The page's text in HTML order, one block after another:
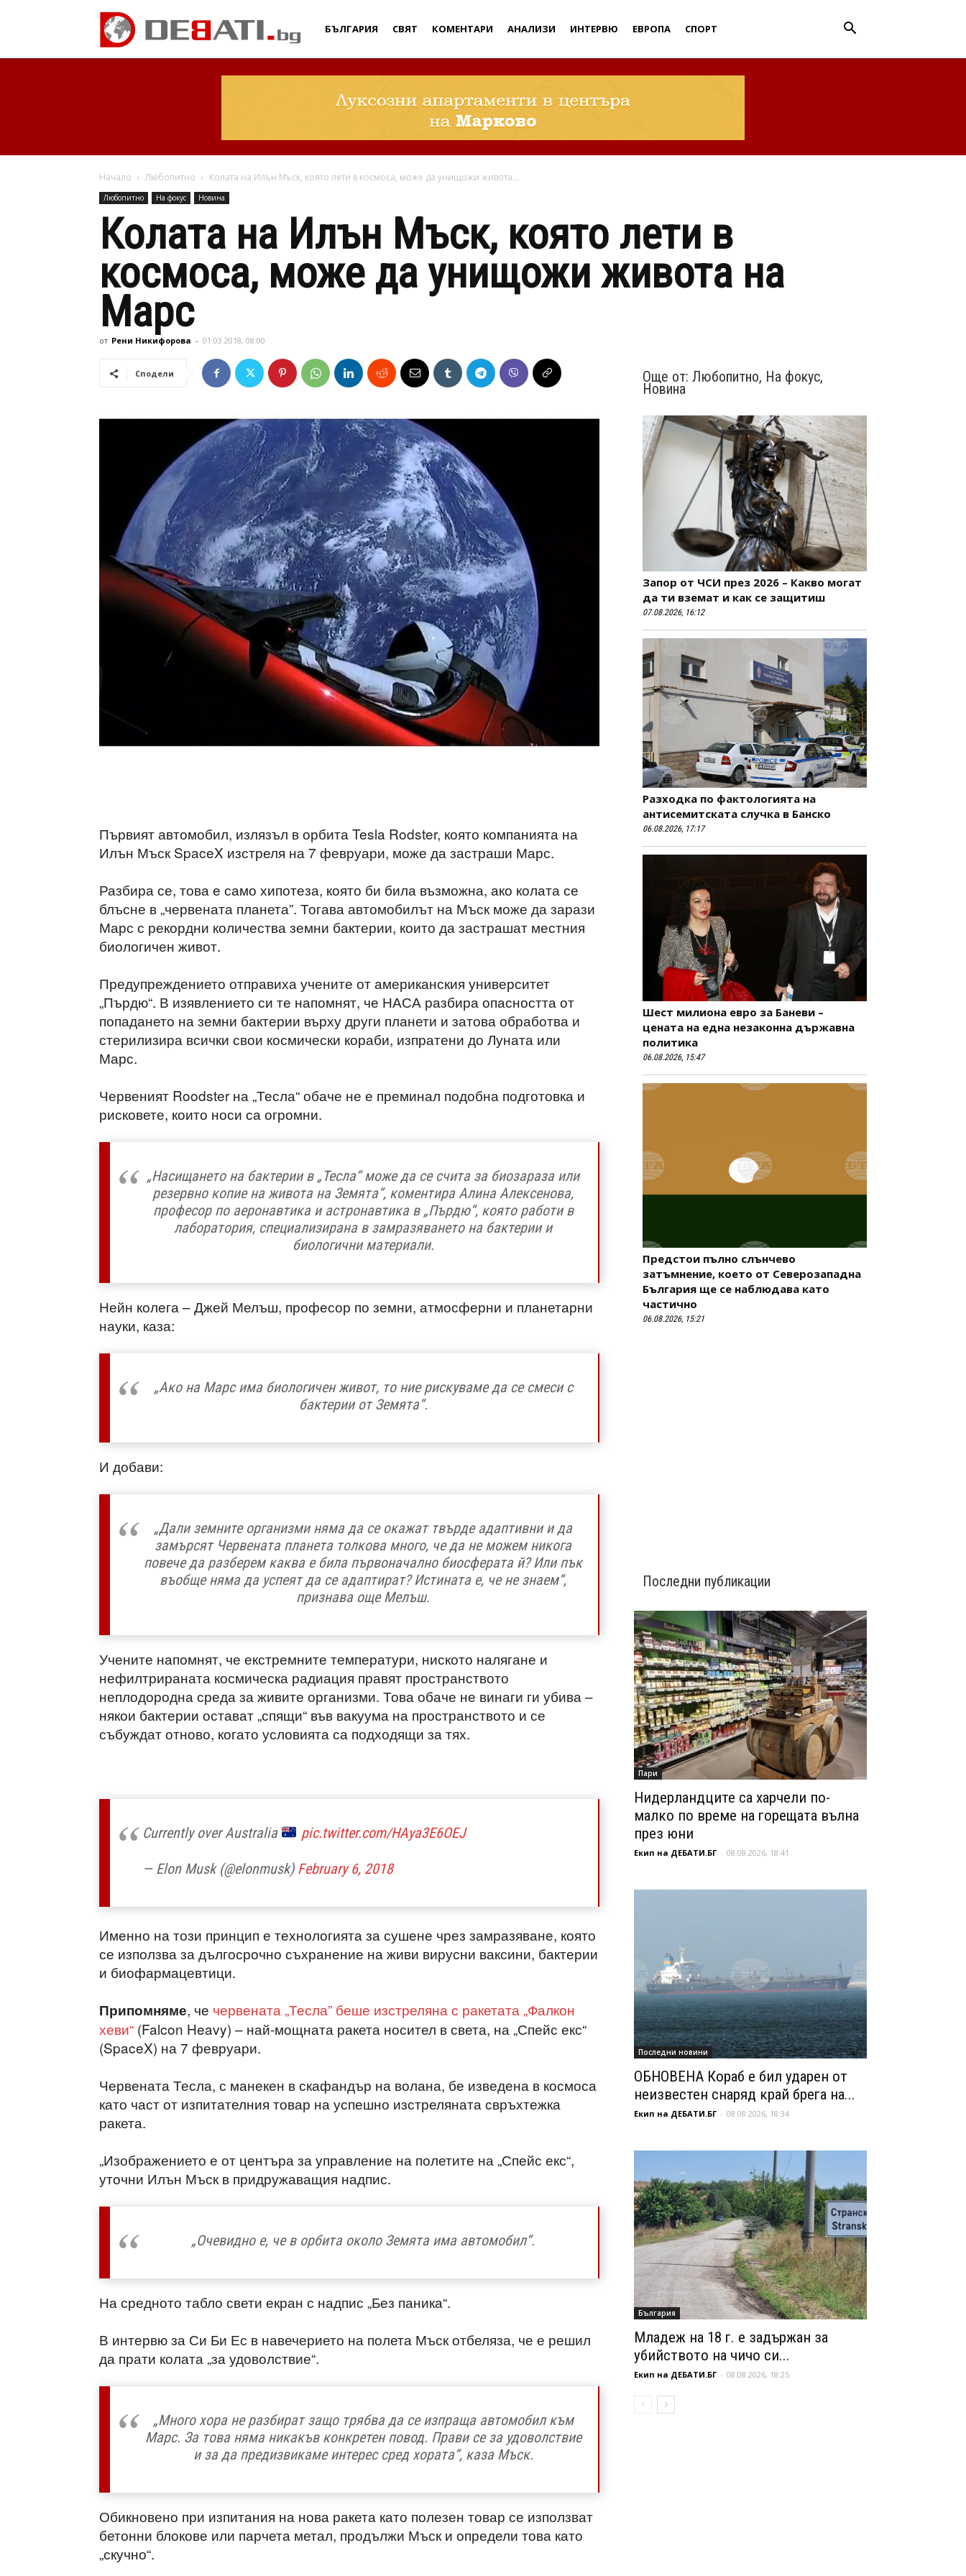
Дебати
БЪЛГАРИЯ СВЯТ КОМЕНТАРИ АНАЛИЗИ ИНТЕРВЮ ЕВРОПА СПОРТ
Начало Любопитно Колата на Илън Мъск, която лети в космоса, може да унищожи живота...
Любопитно На фокус Новина
Колата на Илън Мъск, която лети в
космоса, може да унищожи живота на
Марс
от Рени Никифорова - 01.03.2018, 08:00
Сподели
Първият автомобил, излязъл в орбита Tesla Rodster, която компанията на
Илън Мъск SpaceX изстреля на 7 февруари, може да застраши Марс.
Разбира се, това е само хипотеза, която би била възможна, ако колата се
блъсне в „червената планета”. Тогава автомобилът на Мъск може да зарази
Марс с рекордни количества земни бактерии, които да застрашат местния
биологичен живот.
Предупреждението отправиха учените от американския университет
„Пърдю“. В изявлението си те напомнят, че НАСА разбира опасността от
попадането на земни бактерии върху други планети и затова обработва и
стерилизира всички свои космически кораби, изпратени до Луната или
Марс.
Червеният Roodster на „Тесла“ обаче не е преминал подобна подготовка и
рисковете, които носи са огромни.
„Насищането на бактерии в „Тесла“ може да се счита за биозараза или
резервно копие на живота на Земята“, коментира Алина Алексенова,
професор по аеронавтика и астронавтика в „Пърдю“, която работи в
лаборатория, специализирана в замразяването на бактерии и
биологични материали.
Нейн колега – Джей Мелъш, професор по земни, атмосферни и планетарни
науки, каза:
„Ако на Марс има биологичен живот, то ние рискуваме да се смеси с
бактерии от Земята“.
И добави:
„Дали земните организми няма да се окажат твърде адаптивни и да
замърсят Червената планета толкова много, че да не можем никога
повече да разберем каква е била първоначално биосферата й? Или пък
въобще няма да успеят да се адаптират? Истината е, че не знаем“,
признава още Мелъш.
Учените напомнят, че екстремните температури, ниското налягане и
нефилтрираната космическа радиация правят пространството
неплодородна среда за живите организми. Това обаче не винаги ги убива –
някои бактерии остават „спящи“ във вакуума на пространството и се
събуждат отново, когато условията са подходящи за тях.
Currently over Australia pic.twitter.com/HAya3E6OEJ
— Elon Musk (@elonmusk) February 6, 2018
Именно на този принцип е технологията за сушене чрез замразяване, която
се използва за дългосрочно съхранение на живи вирусни ваксини, бактерии
и биофармацевтици.
Припомняме, че червената „Тесла” беше изстреляна с ракетата „Фалкон
хеви“ (Falcon Heavy) – най-мощната ракета носител в света, на „Спейс екс“
(SpaceX) на 7 февруари.
Червената Тесла, с манекен в скафандър на волана, бе изведена в космоса
като част от изпитателния товар на успешно изстреляната свръхтежка
ракета.
„Изображението е от центъра за управление на полетите на „Спейс екс“,
уточни Илън Мъск в придружаващия надпис.
„Очевидно е, че в орбита около Земята има автомобил“.
На средното табло свети екран с надпис „Без паника“.
В интервю за Си Би Ес в навечерието на полета Мъск отбеляза, че е решил
да прати колата „за удоволствие“.
„Много хора не разбират защо трябва да се изпраща автомобил към
Марс. За това няма никакъв конкретен повод. Прави се за удоволствие
и за да предизвикаме интерес сред хората“, каза Мъск.
Обикновено при изпитания на нова ракета като полезен товар се използват
бетонни блокове или парчета метал, продължи Мъск и определи това като
„скучно“.
Още от: Любопитно, На фокус,
Новина
Запор от ЧСИ през 2026 – Какво могат
да ти вземат и как се защитиш
07.08.2026, 16:12
Разходка по фактологията на
антисемитската случка в Банско
06.08.2026, 17:17
Шест милиона евро за Баневи –
цената на една незаконна държавна
политика
06.08.2026, 15:47
Предстои пълно слънчево
затъмнение, което от Северозападна
България ще се наблюдава като
частично
06.08.2026, 15:21
Последни публикации
Пари
Нидерландците са харчели по-
малко по време на горещата вълна
през юни
Екип на ДЕБАТИ.БГ - 08.08.2026, 18:41
Последни новини
ОБНОВЕНА Кораб е бил ударен от
неизвестен снаряд край брега на...
Екип на ДЕБАТИ.БГ - 08.08.2026, 18:34
България
Младеж на 18 г. е задържан за
убийството на чичо си...
Екип на ДЕБАТИ.БГ - 08.08.2026, 18:25